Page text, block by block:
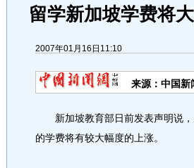
留学新加坡学费将
2007年01月16日11:10
来源：中国新
新加坡教育部日前发表声明说，
的学费将有较大幅度的上涨。